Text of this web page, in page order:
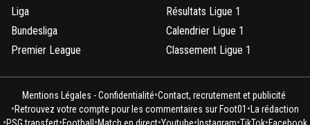
Liga
Bundesliga
Premier League
Résultats Ligue 1
Calendrier Ligue 1
Classement Ligue 1
Mentions Légales - Confidentialité•Contact, recrutement et publicité
•Retrouvez votre compte pour les commentaires sur Foot01 •La rédaction